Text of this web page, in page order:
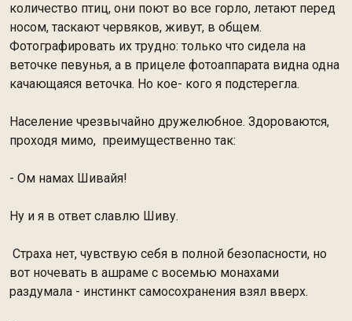
количество птиц, они поют во все горло, летают перед
носом, таскают червяков, живут, в общем.
Фотографировать их трудно: только что сидела на
веточке певунья, а в прицеле фотоаппарата видна одна
качающаяся веточка. Но кое- кого я подстерегла.
Население чрезвычайно дружелюбное. Здороваются,
проходя мимо, преимущественно так:
- Ом намах Шивайя!
Ну и я в ответ славлю Шиву.
Страха нет, чувствую себя в полной безопасности, но
вот ночевать в ашраме с восемью монахами
раздумала - инстинкт самосохранения взял вверх.